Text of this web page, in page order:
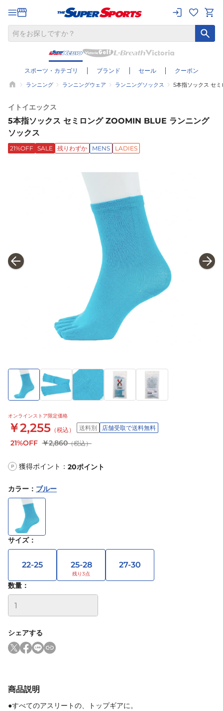
スポーツ・カテゴリ ブランド セール クーポン
ランニング ランニングウェア ランニングソックス 5本指ソックス セ
イトイエックス
5本指ソックス セミロング ZOOMIN BLUE ランニング
ソックス
21%OFF SALE 残りわずか MENS LADIES
オンラインストア限定価格
￥2,255 （税込） 送料別 店舗受取で送料無料
21%OFF ￥2,860（税込）
P 獲得ポイント： 20ポイント
カラー ： ブルー
サイズ：
22-25 25-28 27-30
数量：
シェアする
商品説明
●すべてのアスリートの、トップギアに。